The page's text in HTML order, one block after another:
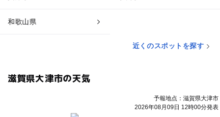
和歌山県
近くのスポットを探す
滋賀県大津市の天気
予報地点：滋賀県大津市
2026年08月09日 12時00分発表